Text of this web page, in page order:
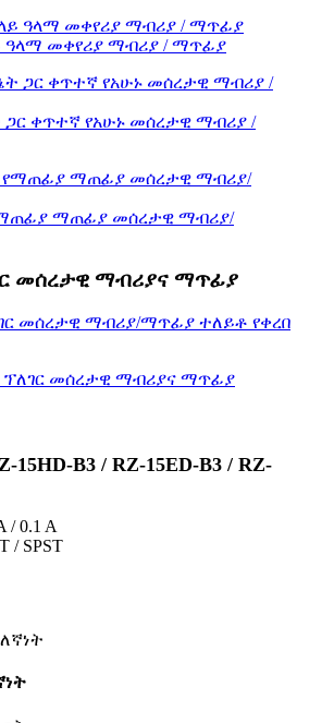
ዓላማ መቀየሪያ ማብሪያ / ማጥፊያ
ጋር ቀጥተኛ የአሁኑ መሰረታዊ ማብሪያ /
ማጠፊያ መሰረታዊ ማብሪያ/
መሰረታዊ ማብሪያና ማጥፊያ
15HD-B3 / RZ-15ED-B3 / RZ-
/ 0.1 A
/ SPST